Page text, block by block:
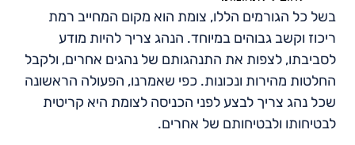
בשל כל הגורמים הללו, צומת הוא מקום המחייב רמת
ריכוז וקשב גבוהים במיוחד. הנהג צריך להיות מודע
לסביבתו, לצפות את התנהגותם של נהגים אחרים, ולקבל
החלטות מהירות ונכונות. כפי שאמרנו, הפעולה הראשונה
שכל נהג צריך לבצע לפני הכניסה לצומת היא קריטית
לבטיחותו ולבטיחותם של אחרים.